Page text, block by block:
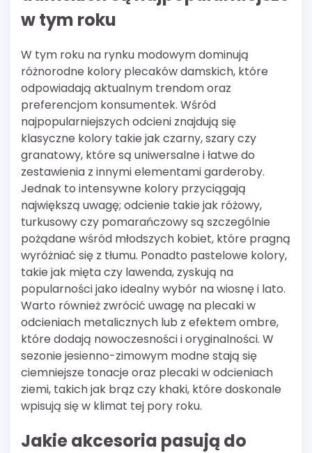
w tym roku
W tym roku na rynku modowym dominują
różnorodne kolory plecaków damskich, które
odpowiadają aktualnym trendom oraz
preferencjom konsumentek. Wśród
najpopularniejszych odcieni znajdują się
klasyczne kolory takie jak czarny, szary czy
granatowy, które są uniwersalne i łatwe do
zestawienia z innymi elementami garderoby.
Jednak to intensywne kolory przyciągają
największą uwagę; odcienie takie jak różowy,
turkusowy czy pomarańczowy są szczególnie
pożądane wśród młodszych kobiet, które pragną
wyróżniać się z tłumu. Ponadto pastelowe kolory,
takie jak mięta czy lawenda, zyskują na
popularności jako idealny wybór na wiosnę i lato.
Warto również zwrócić uwagę na plecaki w
odcieniach metalicznych lub z efektem ombre,
które dodają nowoczesności i oryginalności. W
sezonie jesienno-zimowym modne stają się
ciemniejsze tonacje oraz plecaki w odcieniach
ziemi, takich jak brąz czy khaki, które doskonale
wpisują się w klimat tej pory roku.
Jakie akcesoria pasują do